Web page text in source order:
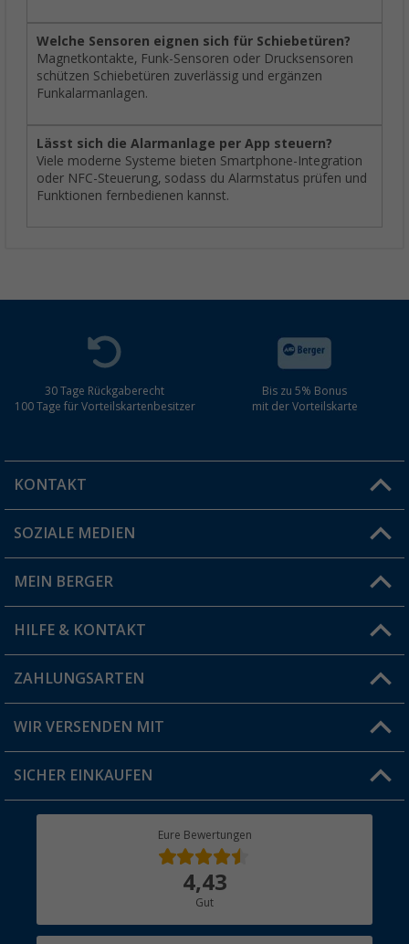
Welche Sensoren eignen sich für Schiebetüren?
Magnetkontakte, Funk-Sensoren oder Drucksensoren
schützen Schiebetüren zuverlässig und ergänzen
Funkalarmanlagen.
Lässt sich die Alarmanlage per App steuern?
Viele moderne Systeme bieten Smartphone-Integration
oder NFC-Steuerung, sodass du Alarmstatus prüfen und
Funktionen fernbedienen kannst.
30 Tage Rückgaberecht
100 Tage für Vorteilskartenbesitzer
Bis zu 5% Bonus
mit der Vorteilskarte
KONTAKT
Du hast eine Frage?
Filiale finden
SOZIALE MEDIEN
MEIN BERGER
Vorteilskarte
Blog
Jobs & Karriere
HILFE & KONTAKT
FAQ & Kontakt
Versandinformationen
Rücksendung
ZAHLUNGSARTEN
WIR VERSENDEN MIT
SICHER EINKAUFEN
Eure Bewertungen
4,43
Gut